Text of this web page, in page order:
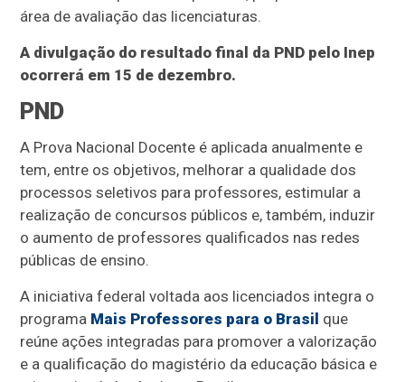
área de avaliação das licenciaturas.
A divulgação do resultado final da PND pelo Inep
ocorrerá em 15 de dezembro.
PND
A Prova Nacional Docente é aplicada anualmente e
tem, entre os objetivos, melhorar a qualidade dos
processos seletivos para professores, estimular a
realização de concursos públicos e, também, induzir
o aumento de professores qualificados nas redes
públicas de ensino.
A iniciativa federal voltada aos licenciados integra o
programa Mais Professores para o Brasil que
reúne ações integradas para promover a valorização
e a qualificação do magistério da educação básica e